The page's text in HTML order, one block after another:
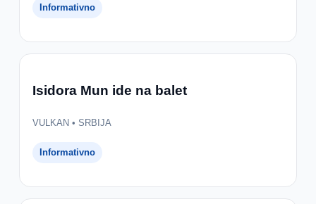
Informativno
Isidora Mun ide na balet
VULKAN • SRBIJA
Informativno